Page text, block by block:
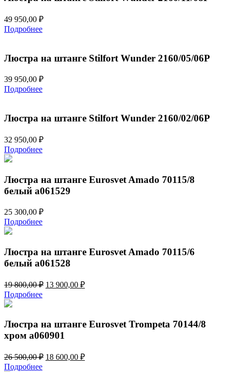
49 950,00 ₽
Подробнее
Люстра на штанге Stilfort Wunder 2160/05/06P
39 950,00 ₽
Подробнее
Люстра на штанге Stilfort Wunder 2160/02/06P
32 950,00 ₽
Подробнее
Люстра на штанге Eurosvet Amado 70115/8
белый a061529
25 300,00 ₽
Подробнее
Люстра на штанге Eurosvet Amado 70115/6
белый a061528
19 800,00₽ Первоначальная
800,00 ₽.
13 900,00 ₽Текущая
Подробнее
Люстра на штанге Eurosvet Trompeta 70144/8
хром a060901
26 500,00₽ Первоначальная
18 600,00 ₽Текущая
Подробнее